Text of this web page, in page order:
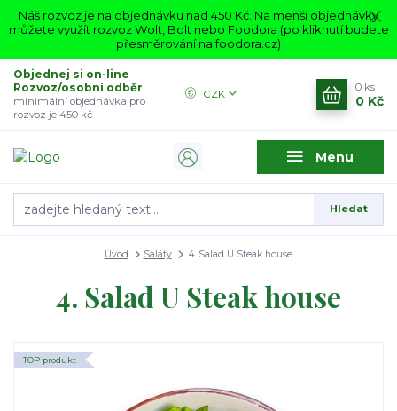
Náš rozvoz je na objednávku nad 450 Kč. Na menší objednávky
můžete využít rozvoz Wolt, Bolt nebo Foodora (po kliknutí budete
přesměrování na foodora.cz)
Menu
CZK
Hledat
Objednej si on-line
Rozvoz/osobní odběr
minimální objednávka pro
rozvoz je 450 kč
0 ks
0 Kč
Úvod Saláty 4. Salad U Steak house
4. Salad U Steak house
TOP produkt